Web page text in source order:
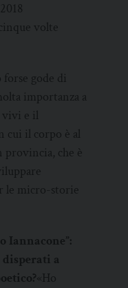
volte
forse gode di
importanza a
vivi e il
cui il corpo è al
che è
le micro-storie
Iannacone”:
a
«Ho